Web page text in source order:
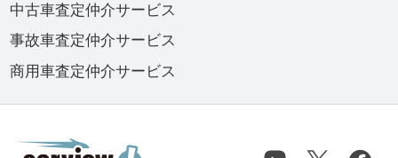
中古車査定仲介サービス
事故車査定仲介サービス
商用車査定仲介サービス